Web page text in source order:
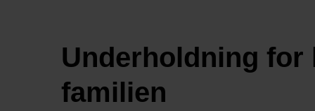
Underholdning for
familien